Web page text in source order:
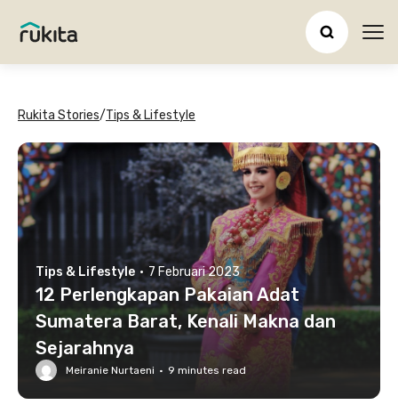
Rukita Stories/Tips & Lifestyle
Tips & Lifestyle · 7 Februari 2023
12 Perlengkapan Pakaian Adat
Sumatera Barat, Kenali Makna dan
Sejarahnya
Meiranie Nurtaeni · 9 minutes read